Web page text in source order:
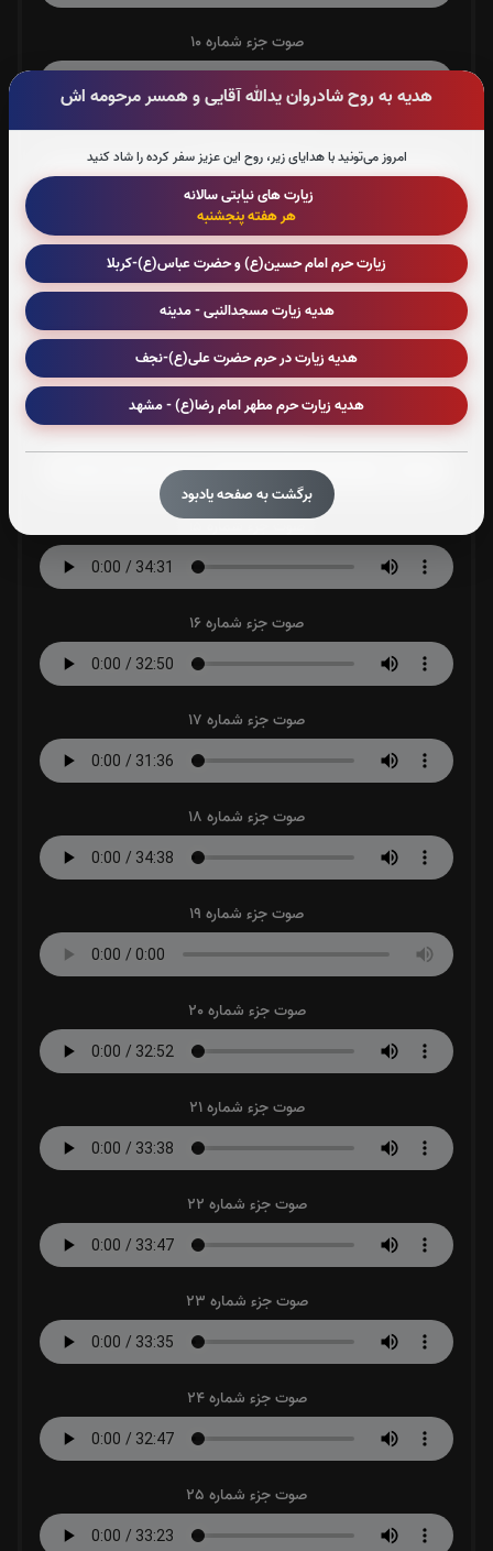
هدیه به روح شادروان یدالله آقایی و همسر مرحومه اش
امروز می‌تونید با هدایای زیر، روح این عزیز سفر کرده را شاد کنید
زیارت های نیابتی سالانه
هر هفته پنجشنبه
زیارت حرم امام حسین(ع) و حضرت عباس(ع)-کربلا
هدیه زیارت مسجدالنبی - مدینه
هدیه زیارت در حرم حضرت علی(ع)-نجف
هدیه زیارت حرم مطهر امام رضا(ع) - مشهد
برگشت به صفحه یادبود
صوت جزء شماره 10
صوت جزء شماره 12
صوت جزء شماره 13
صوت جزء شماره 14
صوت جزء شماره 15
صوت جزء شماره 16
صوت جزء شماره 17
صوت جزء شماره 18
صوت جزء شماره 19
صوت جزء شماره 20
صوت جزء شماره 21
صوت جزء شماره 22
صوت جزء شماره 23
صوت جزء شماره 24
صوت جزء شماره 25